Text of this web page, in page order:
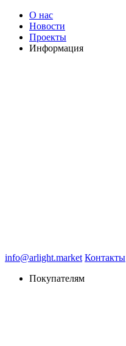
О нас
Новости
Проекты
Информация
info@arlight.market Контакты
Покупателям